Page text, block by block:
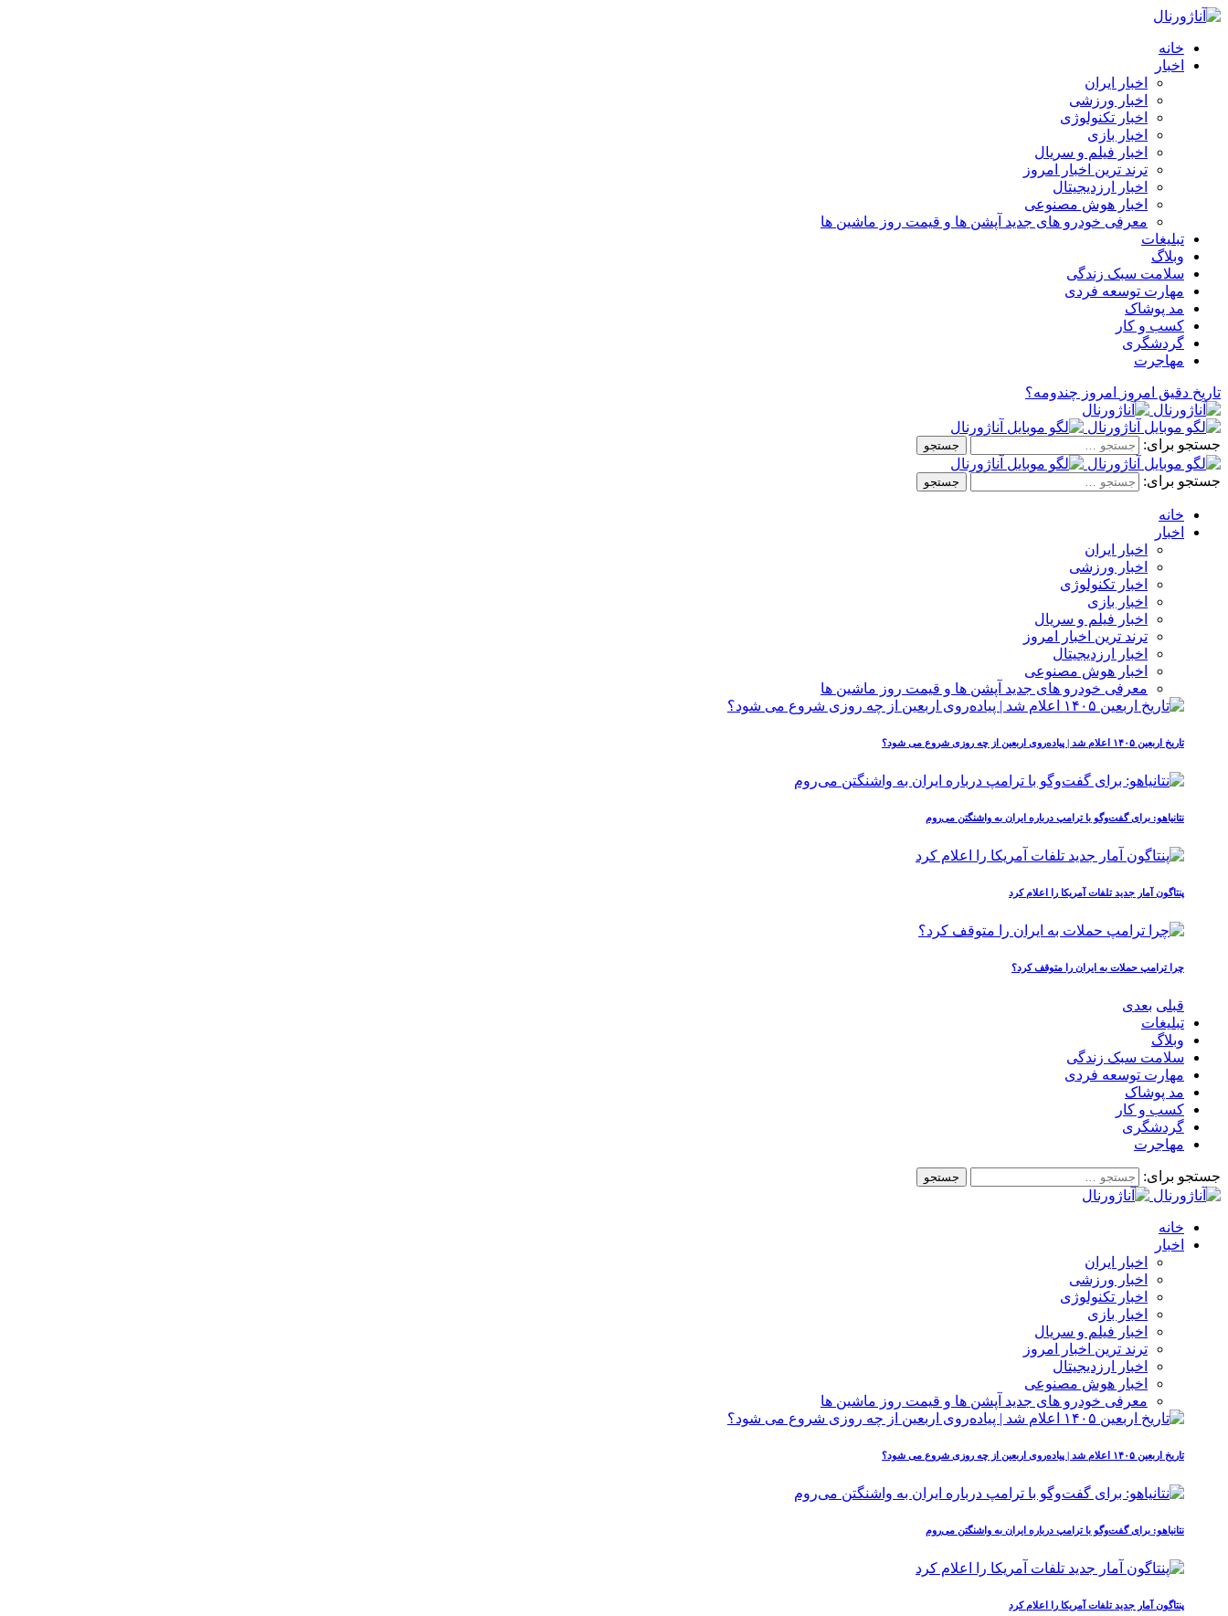
خانه
اخبار
اخبار ایران
اخبار ورزشی
اخبار تکنولوژی
اخبار بازی
اخبار فیلم و سریال
ترند ترین اخبار امروز
اخبار ارزدیجیتال
اخبار هوش مصنوعی
معرفی خودرو های جدید آپشن‌ ها و قیمت روز ماشین‌ ها
تبلیغات
وبلاگ
سلامت سبک زندگی
مهارت توسعه فردی
مد پوشاک
کسب و کار
گردشگری
مهاجرت
تاریخ دقیق امروز امروز چندومه؟
جستجو برای:
جستجو برای:
خانه
اخبار
اخبار ایران
اخبار ورزشی
اخبار تکنولوژی
اخبار بازی
اخبار فیلم و سریال
ترند ترین اخبار امروز
اخبار ارزدیجیتال
اخبار هوش مصنوعی
معرفی خودرو های جدید آپشن‌ ها و قیمت روز ماشین‌ ها
تاریخ اربعین ۱۴۰۵ اعلام شد | پیاده‌روی اربعین از چه روزی شروع می‌ شود؟
نتانیاهو: برای گفت‌وگو با ترامپ درباره ایران به واشنگتن می‌روم
پنتاگون آمار جدید تلفات آمریکا را اعلام کرد
چرا ترامپ حملات به ایران را متوقف کرد؟
قبلی بعدی
تبلیغات
وبلاگ
سلامت سبک زندگی
مهارت توسعه فردی
مد پوشاک
کسب و کار
گردشگری
مهاجرت
جستجو برای:
خانه
اخبار
اخبار ایران
اخبار ورزشی
اخبار تکنولوژی
اخبار بازی
اخبار فیلم و سریال
ترند ترین اخبار امروز
اخبار ارزدیجیتال
اخبار هوش مصنوعی
معرفی خودرو های جدید آپشن‌ ها و قیمت روز ماشین‌ ها
تاریخ اربعین ۱۴۰۵ اعلام شد | پیاده‌روی اربعین از چه روزی شروع می‌ شود؟
نتانیاهو: برای گفت‌وگو با ترامپ درباره ایران به واشنگتن می‌روم
پنتاگون آمار جدید تلفات آمریکا را اعلام کرد